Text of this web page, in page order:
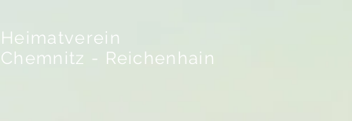
Heimatverein
Chemnitz - Reichenhain